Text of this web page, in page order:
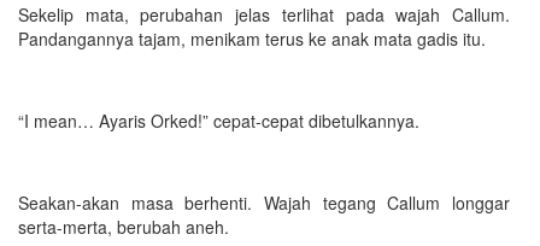
Sekelip mata, perubahan jelas terlihat pada wajah Callum.
Pandangannya tajam, menikam terus ke anak mata gadis itu.
“I mean… Ayaris Orked!” cepat-cepat dibetulkannya.
Seakan-akan masa berhenti. Wajah tegang Callum longgar
serta-merta, berubah aneh.